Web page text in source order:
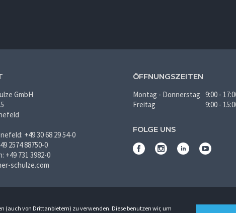
(auch von Drittanbietern) zu verwenden. Diese benutzen wir, um
GmbH
+49 30 68 29 54-0
2574 88750-0
+49 731 3982-0
schulze.com
ÖFFNUNGSZEITEN
Montag - Donnerstag 9:00 -
Freitag
9:00 -
FOLGE UNS